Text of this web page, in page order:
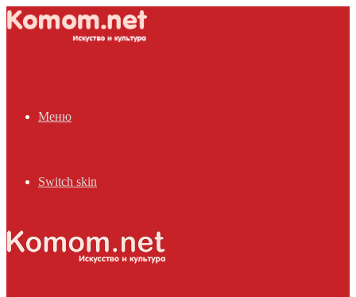
Меню
Switch skin